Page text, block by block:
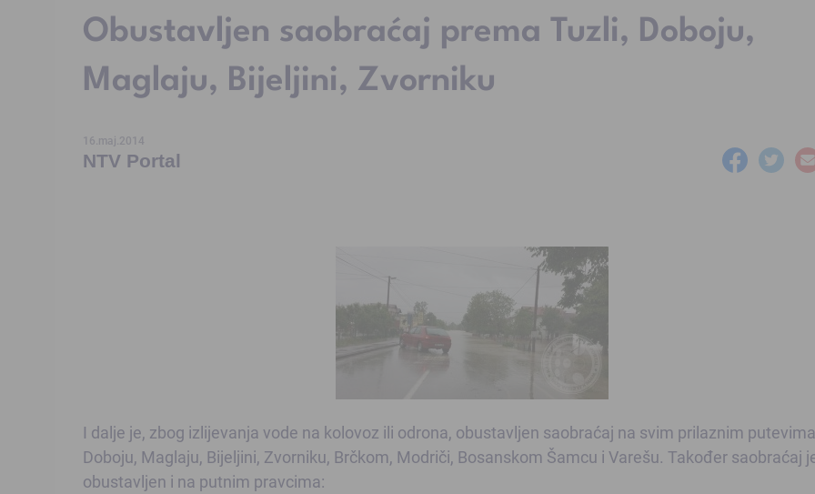
Obustavljen saobraćaj prema Tuzli, Doboju,
Maglaju, Bijeljini, Zvorniku
16.maj.2014
NTV Portal
I dalje je, zbog izlijevanja vode na kolovoz ili odrona, obustavljen saobraćaj na svim prilaznim
Doboju, Maglaju, Bijeljini, Zvorniku, Brčkom, Modriči, Bosanskom Šamcu i Varešu. Također saobraćaj
obustavljen i na putnim pravcima: